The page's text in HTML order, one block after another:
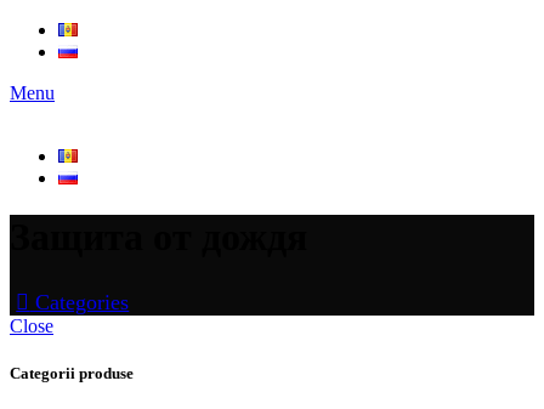
Menu
Categories
Close
Categorii produse